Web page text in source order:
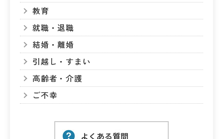
教育
就職・退職
結婚・離婚
引越し・すまい
高齢者・介護
ご不幸